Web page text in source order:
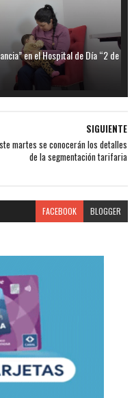
en el Hospital de Día “2 de
SIGUIENTE
martes se conocerán los detalles
de la segmentación tarifaria
FACEBOOK BLOGGER